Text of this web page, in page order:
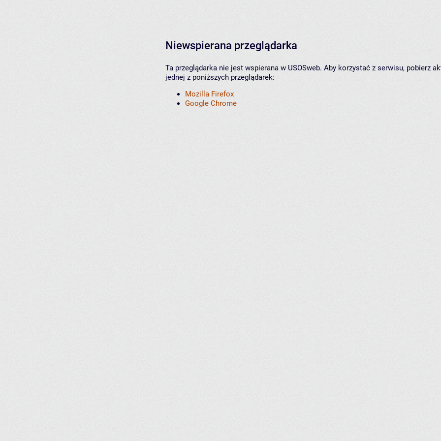
Niewspierana przeglądarka
Ta przeglądarka nie jest wspierana w USOSweb. Aby korzystać z serwisu, pobierz
jednej z poniższych przeglądarek:
Mozilla Firefox
Google Chrome